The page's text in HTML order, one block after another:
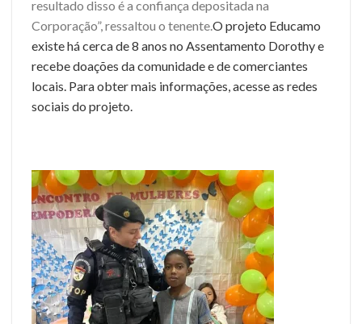
resultado disso é a confiança depositada na
Corporação”, ressaltou o tenente.O projeto Educamo
existe há cerca de 8 anos no Assentamento Dorothy e
recebe doações da comunidade e de comerciantes
locais. Para obter mais informações, acesse as redes
sociais do projeto.